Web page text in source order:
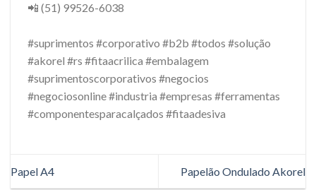
📲 (51) 99526-6038
#suprimentos #corporativo #b2b #todos #solução
#akorel #rs #fitaacrilica #embalagem
#suprimentoscorporativos #negocios
#negociosonline #industria #empresas #ferramentas
#componentesparacalçados #fitaadesiva
Papel A4 Papelão Ondulado Akorel